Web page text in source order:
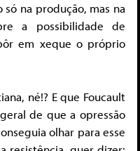
na produção, mas na
a possibilidade de
em xeque o próprio
né!? E que Foucault
de que a opressão
olhar para esse